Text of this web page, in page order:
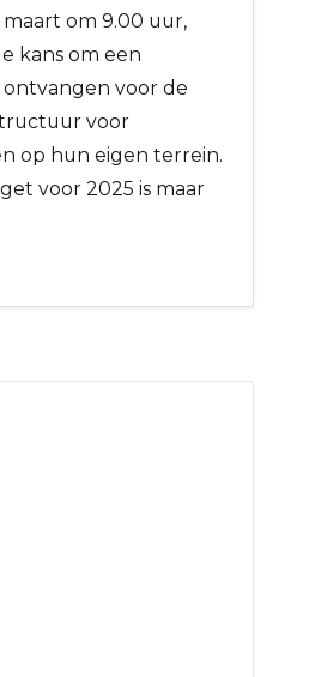
om 9.00 uur,
kans om een
voor de
voor
op hun eigen terrein.
voor 2025 is maar